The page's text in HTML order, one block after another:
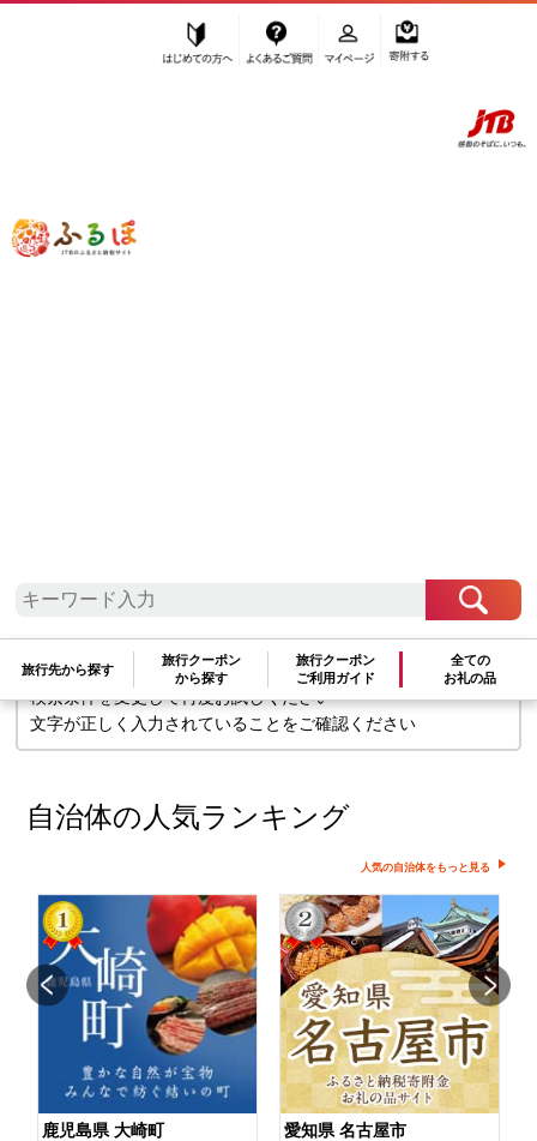
ふるぽ JTBのふるさと納税サイト
旅行先から探す
旅行クーポン
から探す
旅行クーポン
ご利用ガイド
全ての
お礼の品
「ふるさと納税」TOP
検索条件に一致するお礼の品はありま
検索条件を変更して再度お試しください
文字が正しく入力されていることをご確認ください
自治体の人気ランキング
人気の自治体をもっと見る
鹿児島県 大崎町 愛知県 名古屋市